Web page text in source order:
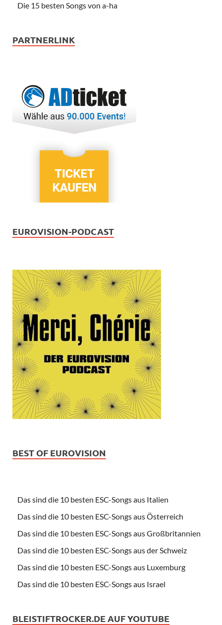
Die 15 besten Songs von a-ha
PARTNERLINK
EUROVISION-PODCAST
BEST OF EUROVISION
Das sind die 10 besten ESC-Songs aus Italien
Das sind die 10 besten ESC-Songs aus Österreich
Das sind die 10 besten ESC-Songs aus Großbritannien
Das sind die 10 besten ESC-Songs aus der Schweiz
Das sind die 10 besten ESC-Songs aus Luxemburg
Das sind die 10 besten ESC-Songs aus Israel
BLEISTIFTROCKER.DE AUF YOUTUBE